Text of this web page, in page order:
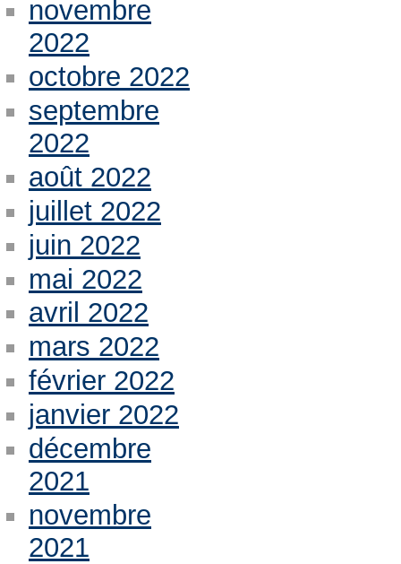
novembre
2022
octobre 2022
septembre
2022
août 2022
juillet 2022
juin 2022
mai 2022
avril 2022
mars 2022
février 2022
janvier 2022
décembre
2021
novembre
2021